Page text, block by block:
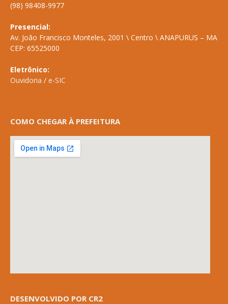
(98) 98408-9977
Presencial:
Av. João Francisco Monteles, 2001 \ Centro \ ANAPURUS – MA
CEP: 65525000
Eletrônico:
Ouvidoria / e-SIC
COMO CHEGAR À PREFEITURA
DESENVOLVIDO POR CR2